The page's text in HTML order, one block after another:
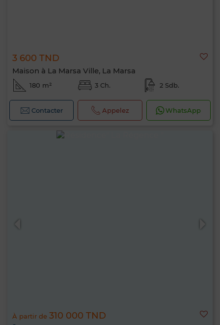
3 600 TND
Maison à La Marsa Ville, La Marsa
180 m² 3 Ch. 2 Sdb.
Contacter Appelez WhatsApp
À partir de 310 000 TND